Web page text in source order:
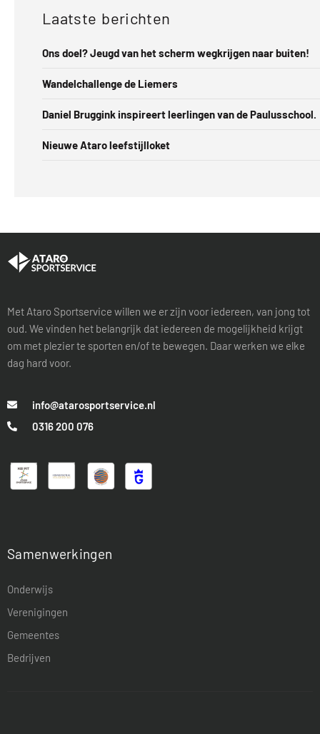
Laatste berichten
Ons doel? Jeugd van het scherm wegkrijgen naar buiten!
Wandelchallenge de Liemers
Daniel Bruggink inspireert leerlingen van de Paulusschool.
Nieuwe Ataro leefstijlloket
Met Ataro Sportservice willen we er zijn voor iedereen, van jong tot
oud. We vinden het belangrijk dat iedereen de mogelijkheid krijgt
om met plezier te sporten en/of te bewegen. Daar werken we elke
dag hard voor.
info@atarosportservice.nl
0316 200 076
Samenwerkingen
Onderwijs
Verenigingen
Gemeentes
Bedrijven